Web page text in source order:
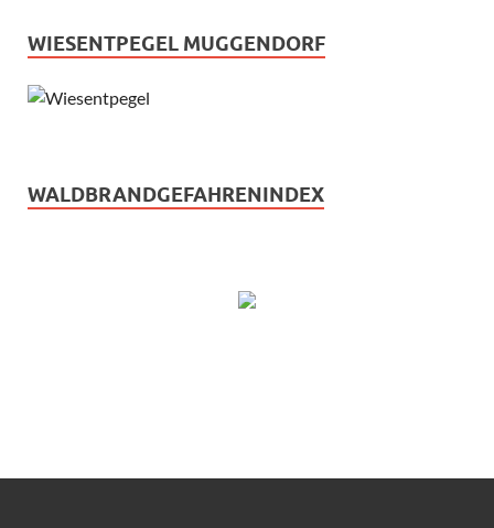
WIESENTPEGEL MUGGENDORF
WALDBRANDGEFAHRENINDEX